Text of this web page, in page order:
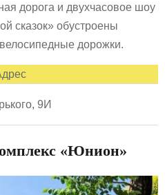
дорога и двухчасовое шоу
сказок» обустроены
дорожки.
9И
«Юнион»